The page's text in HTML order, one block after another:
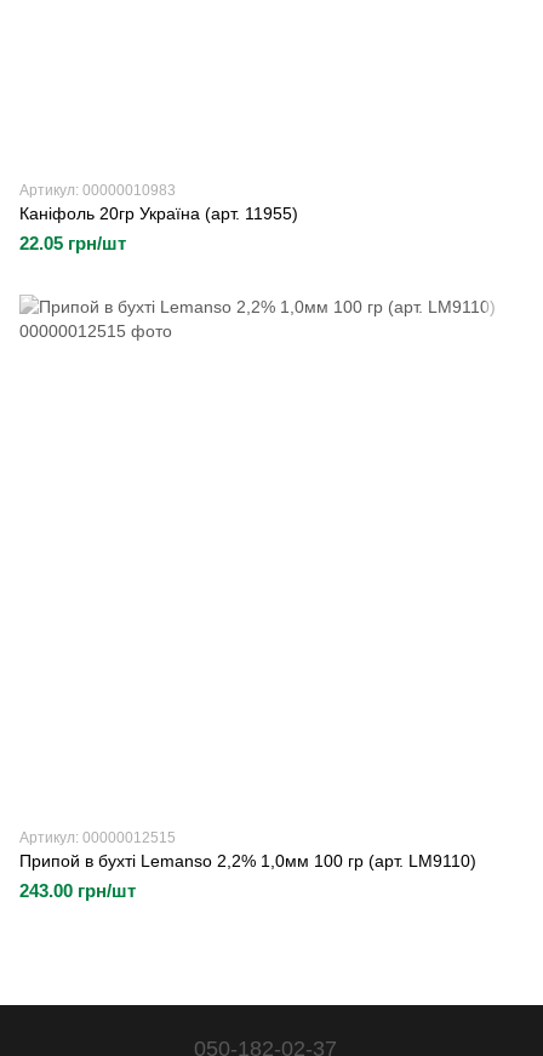
Артикул: 00000010983
Каніфоль 20гр Україна (арт. 11955)
22.05 грн/шт
Артикул: 00000012515
Припой в бухті Lemanso 2,2% 1,0мм 100 гр (арт. LM9110)
243.00 грн/шт
050-182-02-37